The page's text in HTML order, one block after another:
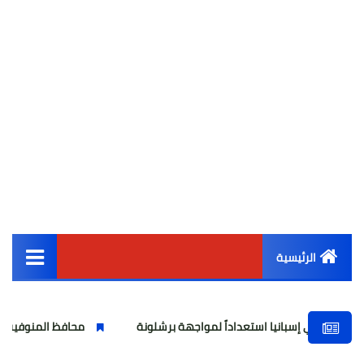
الرئيسية
أخبار مصر
استعداداً لمواجهة برشلونة محافظ المنوفية يتفقد موقع